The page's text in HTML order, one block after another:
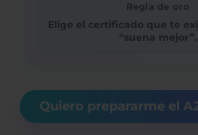
Regla de oro
Elige el certificado que te
“suena mejor”.
Quiero prepararme el